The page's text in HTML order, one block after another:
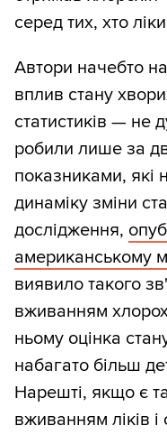
серед тих, хто
Автори начебто
вплив стану
статистиків — не
робили лише за
показниками, які
динаміку зміни
дослідження,
американському
виявило такого
вживанням
ньому оцінка
набагато більш
Нарешті, якщо є
вживанням ліків